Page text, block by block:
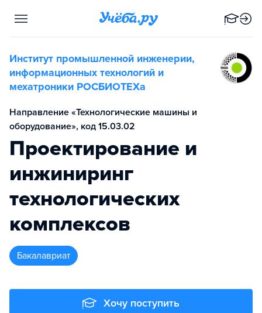
Институт промышленной инженерии,
информационных технологий и
мехатроники РОСБИОТЕХа
Направление «Технологические машины и
оборудование», код 15.03.02
Проектирование и
инжиниринг
технологических
комплексов
бакалавриат
Хочу поступить